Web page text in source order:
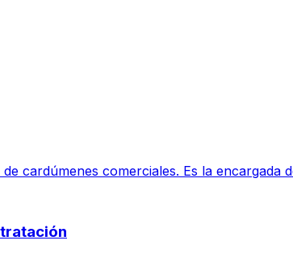
cardúmenes comerciales. Es la encargada